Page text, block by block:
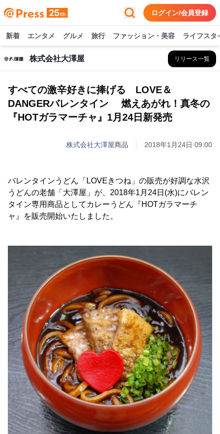
ログイン/会員登録
新着 エンタメ グルメ 旅行 ファッション・美容 ライフスタ
株式会社大澤屋 リリース一覧
すべての激辛好きに捧げる LOVE＆
DANGERバレンタイン 燃えあがれ！真冬の
『HOTガラマーチャ』1月24日新発売
株式会社大澤屋商品 2018年1月24日 09:00
バレンタインうどん「LOVEきつね」の販売が好調な水沢
うどんの老舗「大澤屋」が、2018年1月24日(水)にバレン
タイン専用商品としてカレーうどん『HOTガラマーチ
ャ』を販売開始いたしました。